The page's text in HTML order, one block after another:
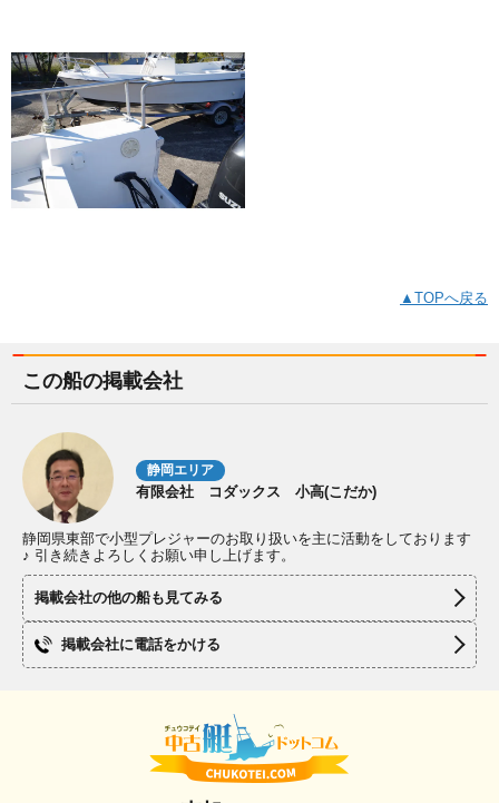
▲TOPへ戻る
この船の掲載会社
静岡エリア
有限会社 コダックス 小高(こだか)
静岡県東部で小型プレジャーのお取り扱いを主に活動をしております
♪ 引き続きよろしくお願い申し上げます。
掲載会社の他の船も見てみる
掲載会社に電話をかける